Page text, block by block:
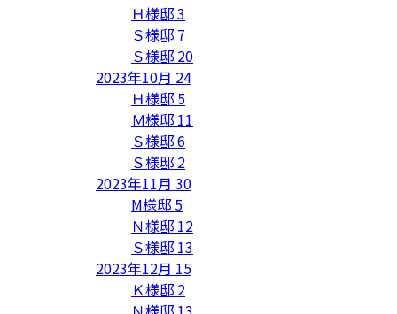
Ｈ様邸3
Ｓ様邸 7
Ｓ様邸 20
2023年10月 24
Ｈ様邸 5
Ｍ様邸 11
Ｓ様邸6
Ｓ様邸 2
2023年11月 30
M様邸 5
Ｎ様邸 12
Ｓ様邸 13
2023年12月 15
Ｋ様邸 2